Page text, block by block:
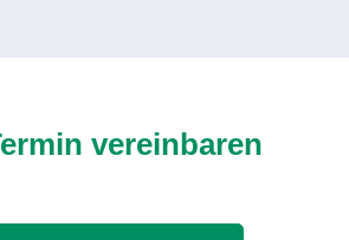
vereinbaren